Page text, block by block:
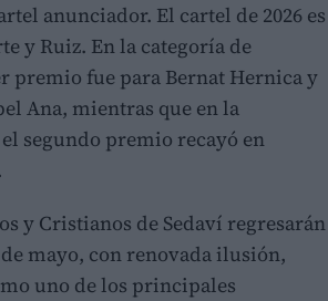
anunciador. El cartel de 2026 es
y Ruiz. En la categoría de
fue para Bernat Hernica y
Ana, mientras que en la
segundo premio recayó en
y Cristianos de Sedaví regresarán
de mayo, con renovada ilusión,
uno de los principales